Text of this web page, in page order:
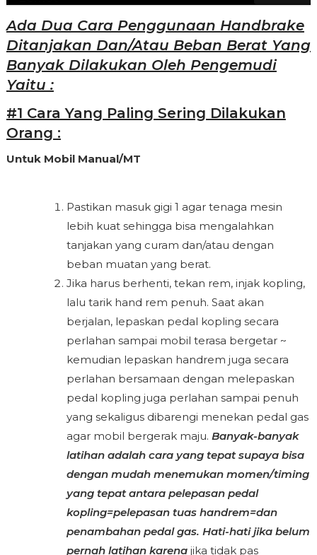
Ada Dua Cara Penggunaan Handbrake
Ditanjakan Dan/atau Beban Berat Yang
Banyak Dilakukan Oleh Pengemudi
Yaitu :
#1 Cara Yang Paling Sering Dilakukan
Orang :
Untuk Mobil Manual/MT
Pastikan masuk gigi 1 agar tenaga mesin
lebih kuat sehingga bisa mengalahkan
tanjakan yang curam dan/atau dengan
beban muatan yang berat.
Jika harus berhenti, tekan rem, injak kopling,
lalu tarik hand rem penuh. Saat akan
berjalan, lepaskan pedal kopling secara
perlahan sampai mobil terasa bergetar ~
kemudian lepaskan handrem juga secara
perlahan bersamaan dengan melepaskan
pedal kopling juga perlahan sampai penuh
yang sekaligus dibarengi menekan pedal gas
agar mobil bergerak maju. Banyak-banyak
latihan adalah cara yang tepat supaya bisa
dengan mudah menemukan momen/timing
yang tepat antara pelepasan pedal
kopling=pelepasan tuas handrem=dan
penambahan pedal gas. Hati-hati jika belum
pernah latihan karenajika tidak pas